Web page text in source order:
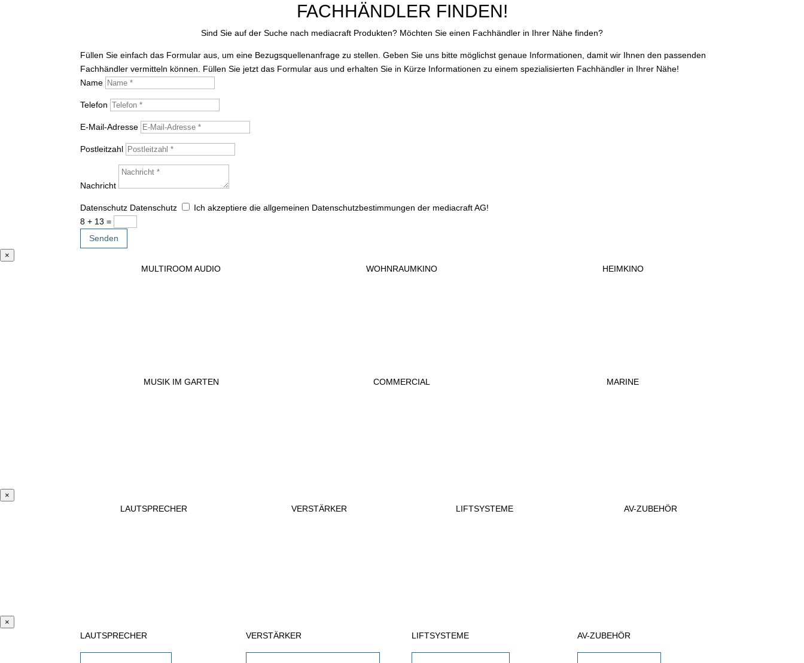
FACHHÄNDLER FINDEN!
Sind Sie auf der Suche nach mediacraft Produkten? Möchten Sie einen Fachhändler in Ihrer Nähe finden?
Füllen Sie einfach das Formular aus, um eine Bezugsquellenanfrage zu stellen. Geben Sie uns bitte möglichst genaue Informationen, damit wir Ihnen den passenden
Fachhändler vermitteln können. Füllen Sie jetzt das Formular aus und erhalten Sie in Kürze Informationen zu einem spezialisierten Fachhändler in Ihrer Nähe!
Name
Telefon
E-Mail-Adresse
Postleitzahl
Nachricht
Datenschutz Datenschutz
Ich akzeptiere die allgemeinen Datenschutzbestimmungen der mediacraft AG!
8 + 13 =
Senden
×
MULTIROOM AUDIO WOHNRAUMKINO HEIMKINO
MUSIK IM GARTEN COMMERCIAL MARINE
×
LAUTSPRECHER VERSTÄRKER LIFTSYSTEME AV-ZUBEHÖR
×
LAUTSPRECHER VERSTÄRKER LIFTSYSTEME AV-ZUBEHÖR